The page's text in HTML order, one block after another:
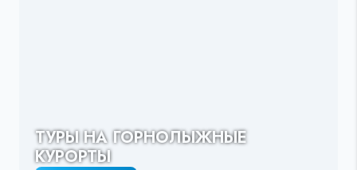
ТУРЫ НА ГОРНОЛЫЖНЫЕ
КУРОРТЫ